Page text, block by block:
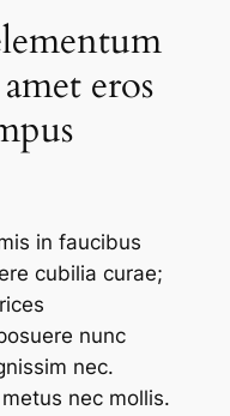
eros
in faucibus
cubilia curae;
nunc
nec.
nec mollis.